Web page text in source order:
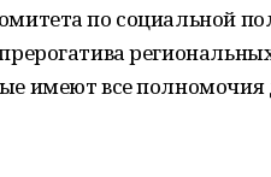
по социальной
имеют все